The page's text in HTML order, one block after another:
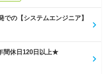
の【システムエンジニア】
間休日120日以上★